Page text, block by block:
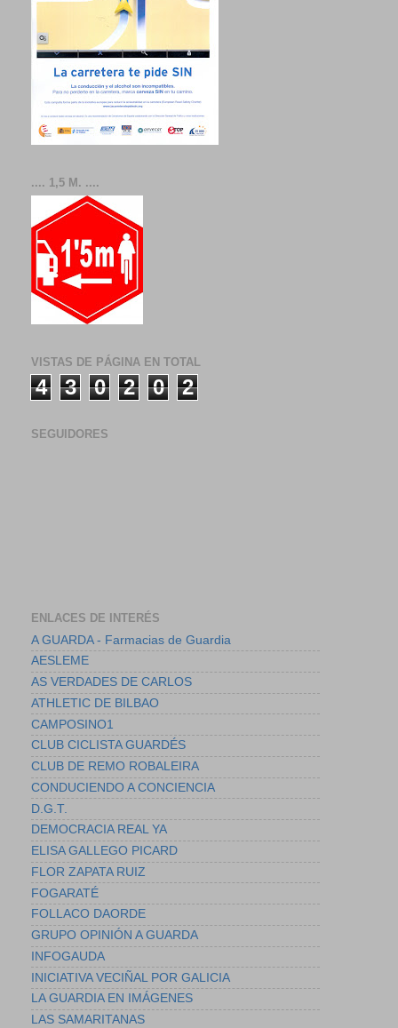
.... 1,5 M. ....
VISTAS DE PÁGINA EN TOTAL
4 3 0 2 0 2
SEGUIDORES
ENLACES DE INTERÉS
A GUARDA - Farmacias de Guardia
AESLEME
AS VERDADES DE CARLOS
ATHLETIC DE BILBAO
CAMPOSINO1
CLUB CICLISTA GUARDÉS
CLUB DE REMO ROBALEIRA
CONDUCIENDO A CONCIENCIA
D.G.T.
DEMOCRACIA REAL YA
ELISA GALLEGO PICARD
FLOR ZAPATA RUIZ
FOGARATÉ
FOLLACO DAORDE
GRUPO OPINIÓN A GUARDA
INFOGAUDA
INICIATIVA VECIÑAL POR GALICIA
LA GUARDIA EN IMÁGENES
LAS SAMARITANAS